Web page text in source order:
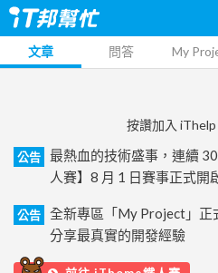
文章 問答 My
按讚加入
公告
最熱血的技術盛事，連續
人賽】8 月 1 日賽事正式開
公告
全新專區「My Project」正
分享最真實的開發經驗